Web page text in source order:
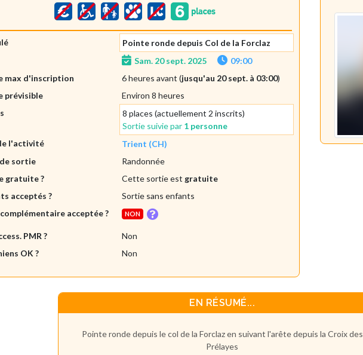
Pointe ronde depuis Col de la Forclaz
Sam. 20 sept. 2025
09:00
max d'inscription
6 heures avant (jusqu'au 20 sept. à 03:00)
prévisible
Environ 8 heures
8 places (actuellement 2 inscrits)
Sortie suivie par 1 personne
l'activité
Trient (CH)
sortie
Randonnée
gratuite ?
Cette sortie est gratuite
acceptés ?
Sortie sans enfants
acceptée ?
NON
PMR ?
Non
OK ?
Non
EN RÉSUMÉ...
Pointe ronde depuis le col de la Forclaz en suivant l'arête depuis la Croix des
Prélayes